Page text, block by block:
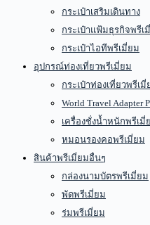
กระเป๋าเสริมเดินทาง
กระเป๋าแฟ้มธุรกิจพรีเ
กระเป๋าไอทีพรีเมี่ยม
อุปกรณ์ท่องเที่ยวพรีเมี่ยม
กระเป๋าท่องเที่ยวพรีเมี่
World Travel Adapter
เครื่องชั่งน้ำหนักพรีเมี่
หมอนรองคอพรีเมี่ยม
สินค้าพรีเมี่ยมอื่นๆ
กล่องนามบัตรพรีเมี่ยม
พัดพรีเมี่ยม
ร่มพรีเมี่ยม